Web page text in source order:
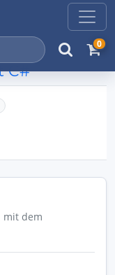
0
C#
mit dem